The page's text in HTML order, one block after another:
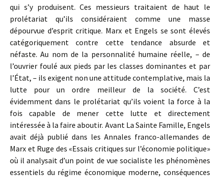
qui s’y produisent. Ces messieurs traitaient de haut le
prolétariat qu’ils considéraient comme une masse
dépourvue d’esprit critique. Marx et Engels se sont élevés
catégoriquement contre cette tendance absurde et
néfaste. Au nom de la personnalité humaine réelle, – de
l’ouvrier foulé aux pieds par les classes dominantes et par
l’État, – ils exigent non une attitude contemplative, mais la
lutte pour un ordre meilleur de la société. C’est
évidemment dans le prolétariat qu’ils voient la force à la
fois capable de mener cette lutte et directement
intéressée à la faire aboutir. Avant La Sainte Famille, Engels
avait déjà publié dans les Annales franco-allemandes de
Marx et Ruge des «Essais critiques sur l’économie politique»
où il analysait d’un point de vue socialiste les phénomènes
essentiels du régime économique moderne, conséquences